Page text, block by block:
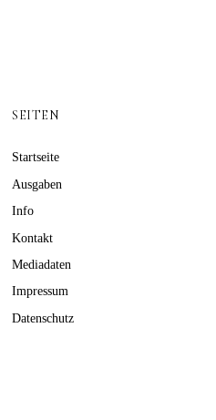
SEITEN
Startseite
Ausgaben
Info
Kontakt
Mediadaten
Impressum
Datenschutz